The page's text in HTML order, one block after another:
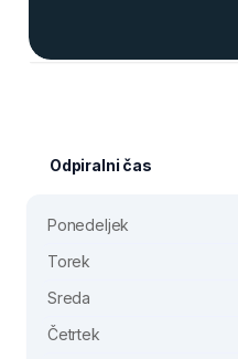
Odpiralni čas
Ponedeljek
Torek
Sreda
Četrtek